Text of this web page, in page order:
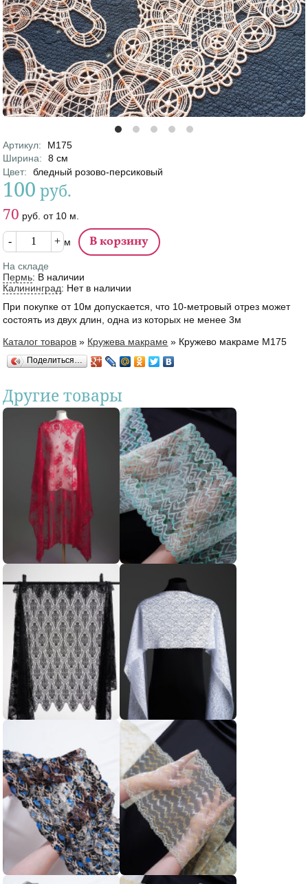
Артикул:
М175
Характеристики
Ширина: 8 см
Цвет: бледный розово-персиковый
Цена
100 руб.
Цена от
70 руб. от 10 м.
Кол-во
м
На складе
Пермь: В наличии
Калининград: Нет в наличии
При покупке от 10м допускается, что 10-метровый отрез может
состоять из двух длин, одна из которых не менее 3м
Вы здесь
Каталог товаров » Кружева макраме » Кружево макраме М175
Поделиться…
Другие товары